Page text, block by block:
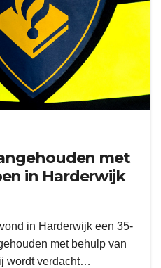
met
in Harderwijk
in Harderwijk een 35-
met behulp van
wordt verdacht…